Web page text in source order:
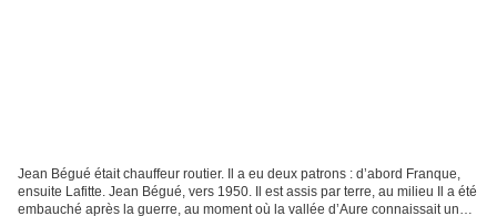
Jean Bégué était chauffeur routier. Il a eu deux patrons : d’abord Franque,
ensuite Lafitte. Jean Bégué, vers 1950. Il est assis par terre, au milieu Il a été
embauché après la guerre, au moment où la vallée d’Aure connaissait une